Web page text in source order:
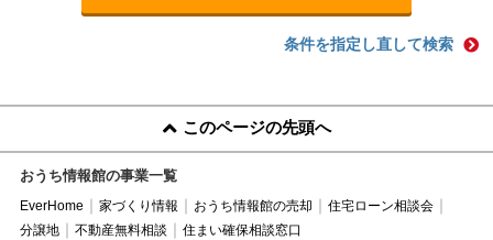
条件を指定し直して検索
このページの先頭へ
おうち情報館の事業一覧
EverHome 家づくり情報 おうち情報館の売却
住宅ローン相談会
分譲地
不動産無料相談 住まい確保相談窓口